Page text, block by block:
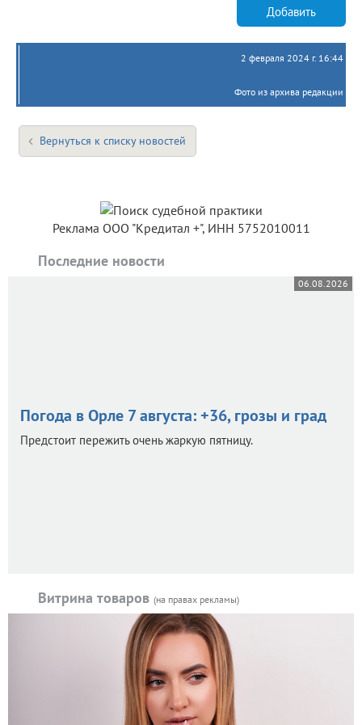
Добавить
2 февраля 2024 г. 16:44
Фото из архива редакции
Вернуться к списку новостей
Реклама ООО "Кредитал +", ИНН 5752010011
Последние новости
06.08.2026
Погода в Орле 7 августа: +36, грозы и град
Предстоит пережить очень жаркую пятницу.
Витрина товаров (на правах рекламы)